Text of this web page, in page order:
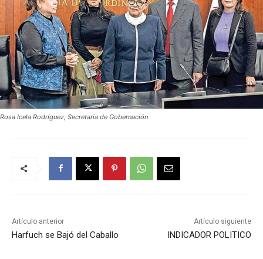
Rosa Icela Rodríguez, Secretaria de Gobernación
Artículo anterior
Harfuch se Bajó del Caballo
Artículo siguiente
INDICADOR POLITICO